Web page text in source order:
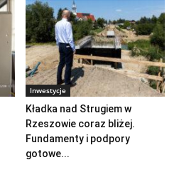
Inwestycje
Kładka nad Strugiem w
Rzeszowie coraz bliżej.
Fundamenty i podpory
gotowe...